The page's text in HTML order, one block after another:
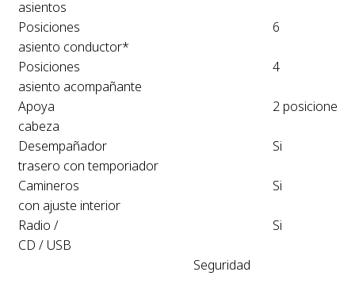
asientos
Posiciones
asiento conductor*
6
Posiciones
asiento acompañante
4
Apoya
cabeza
2 posiciones
Desempañador
trasero con temporiador
Si
Camineros
con ajuste interior
Si
Radio /
CD / USB
Si
Seguridad